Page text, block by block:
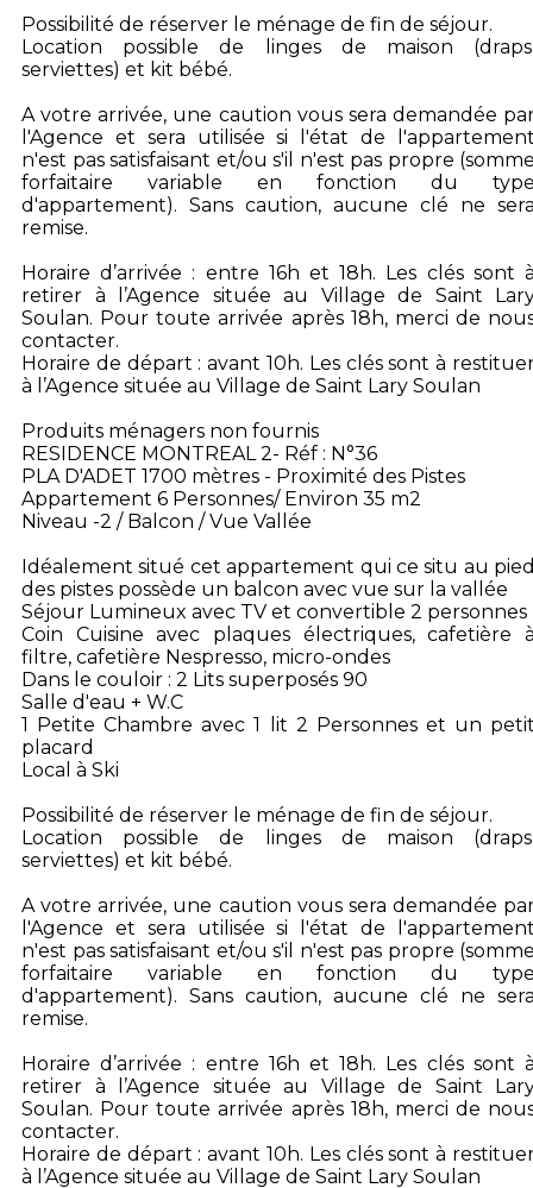
Possibilité de réserver le ménage de fin de séjour.
Location possible de linges de maison
serviettes) et kit bébé.
A votre arrivée, une caution vous sera demandée
l'Agence et sera utilisée si l'état de
n'est pas satisfaisant et/ou s'il n'est pas propre
forfaitaire variable en fonction du
d'appartement). Sans caution, aucune clé ne
remise.
Horaire d’arrivée : entre 16h et 18h. Les clés sont
retirer à l’Agence située au Village de Saint
Soulan. Pour toute arrivée après 18h, merci de
contacter.
Horaire de départ : avant 10h. Les clés sont à
à l’Agence située au Village de Saint Lary Soulan
Produits ménagers non fournis
RESIDENCE MONTREAL 2- Réf : N°36
PLA D'ADET 1700 mètres - Proximité des Pistes
Appartement 6 Personnes/ Environ 35 m2
Niveau -2 / Balcon / Vue Vallée
Idéalement situé cet appartement qui ce situ au
des pistes possède un balcon avec vue sur la vallée
Séjour Lumineux avec TV et convertible 2 personnes
Coin Cuisine avec plaques électriques, cafetière
filtre, cafetière Nespresso, micro-ondes
Dans le couloir : 2 Lits superposés 90
Salle d'eau + W.C
1 Petite Chambre avec 1 lit 2 Personnes et un
placard
Local à Ski
Possibilité de réserver le ménage de fin de séjour.
Location possible de linges de maison
serviettes) et kit bébé.
A votre arrivée, une caution vous sera demandée
l'Agence et sera utilisée si l'état de
n'est pas satisfaisant et/ou s'il n'est pas propre
forfaitaire variable en fonction du
d'appartement). Sans caution, aucune clé ne
remise.
Horaire d’arrivée : entre 16h et 18h. Les clés sont
retirer à l’Agence située au Village de Saint
Soulan. Pour toute arrivée après 18h, merci de
contacter.
Horaire de départ : avant 10h. Les clés sont à
à l’Agence située au Village de Saint Lary Soulan